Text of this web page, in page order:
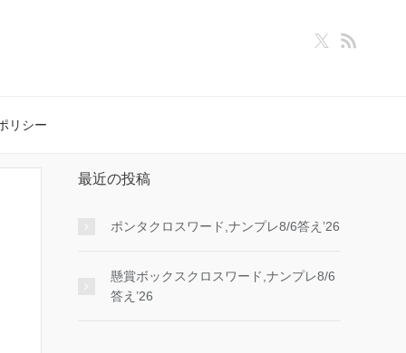
リシー
最近の投稿
ポンタクロスワード,ナンプレ8/6答え’26
懸賞ボックスクロスワード,ナンプレ8/6
答え’26